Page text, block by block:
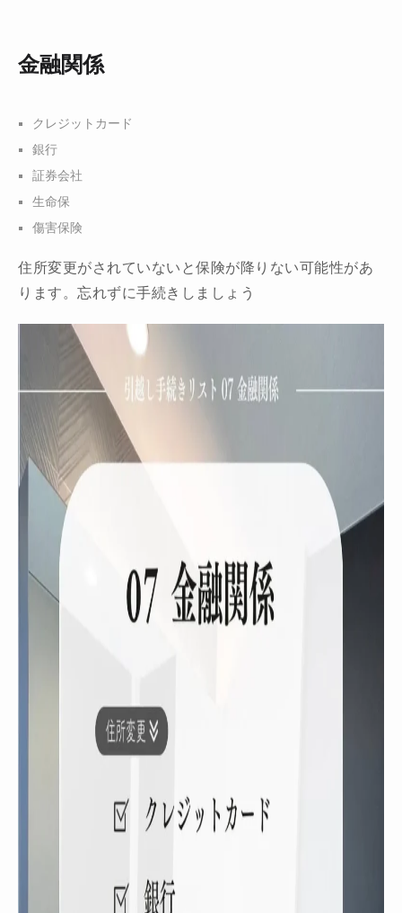
金融関係
クレジットカード
銀行
証券会社
生命保
傷害保険
住所変更がされていないと保険が降りない可能性があ
ります。忘れずに手続きしましょう